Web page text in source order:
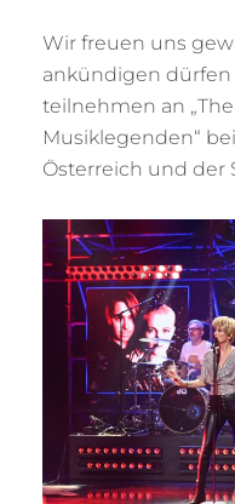
Wir freuen uns
ankündigen dürfen
teilnehmen an
Musiklegenden“
Österreich und der